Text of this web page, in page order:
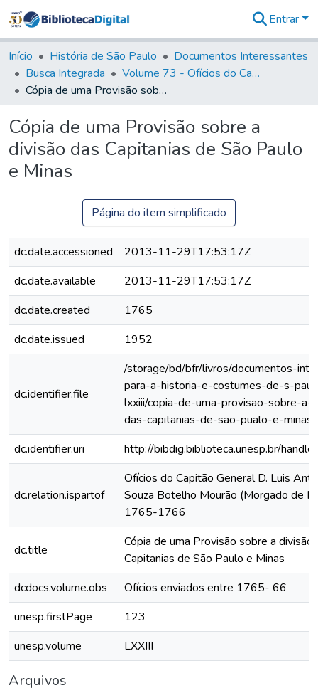
&
Coleções
Tudo na
Biblioteca
Estatísticas
Entrar
Início História de São Paulo
Documentos Interessantes
Busca Integrada
Volume 73 - Ofícios do Capitão General D. Luis Antonio de Souza Botelho Mourão (Morgado de Matheus): 1765-1766
Cópia de uma Provisão sobre a divisão das Capitanias de São Paulo e Minas
Cópia de uma Provisão sobre a
divisão das Capitanias de São Paulo
e Minas
Página do item simplificado
dc.date.accessioned
2013-11-29T17:53:17Z
dc.date.available
2013-11-29T17:53:17Z
dc.date.created
1765
dc.date.issued
1952
dc.identifier.file
/storage/bd/bfr/livros/documentos-
para-a-historia-e-costumes-de-s-
lxxiii/copia-de-uma-provisao-sobre-a-
das-capitanias-de-sao-pualo-e-minas/
dc.identifier.uri
http://bibdig.biblioteca.unesp.br/
dc.relation.ispartof
Ofícios do Capitão General D. Luis
Souza Botelho Mourão (Morgado de
1765-1766
dc.title
Cópia de uma Provisão sobre a divisão
Capitanias de São Paulo e Minas
dcdocs.volume.obs
Ofícios enviados entre 1765- 66
unesp.firstPage
123
unesp.volume
LXXIII
Arquivos